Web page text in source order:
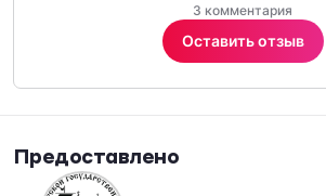
3 комментария
Оставить отзыв
Предоставлено